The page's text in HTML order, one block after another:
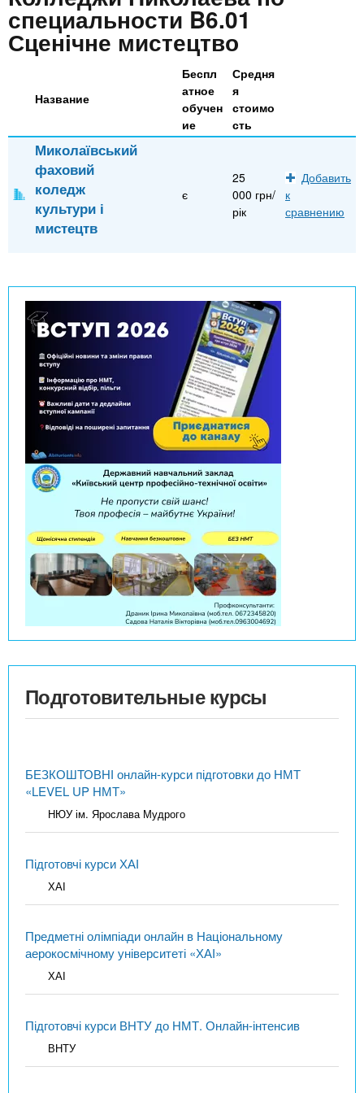
n
t
.
i
n
f
o
х
з
а
и
Онлайн курсы
За рубежом
специальности B6.01
Сценічне мистецтво
Название
Беспл
атное
обучен
ие
Средня
я
стоимо
сть
Миколаївський
фаховий
коледж
культури і
мистецтв
є
25
000 грн/
рік
Добавить
к
сравнению
Подготовительные курсы
БЕЗКОШТОВНІ онлайн-курси підготовки до НМТ
«LEVEL UP НМТ»
НЮУ ім. Ярослава Мудрого
Підготовчі курси ХАІ
ХАІ
Предметні олімпіади онлайн в Національному
аерокосмічному університеті «ХАІ»
ХАІ
Підготовчі курси ВНТУ до НМТ. Онлайн-інтенсив
ВНТУ